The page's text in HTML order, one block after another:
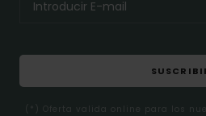
(*) Oferta valida online para los